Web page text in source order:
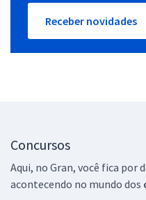
Receber novidades
Concursos
Aqui, no Gran, você fica por
acontecendo no mundo dos